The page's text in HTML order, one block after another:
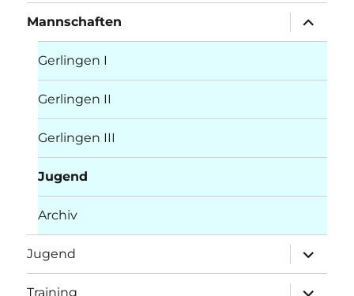
Mannschaften
öffnen
Gerlingen I
Gerlingen II
Gerlingen III
Jugend
Archiv
Jugend
öffnen
Training